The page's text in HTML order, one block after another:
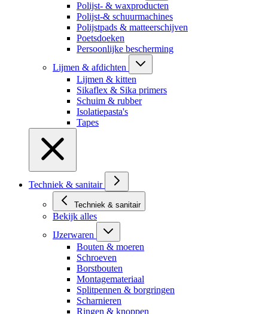
Polijst- & waxproducten
Polijst-& schuurmachines
Polijstpads & matteerschijven
Poetsdoeken
Persoonlijke bescherming
Lijmen & afdichten
Lijmen & kitten
Sikaflex & Sika primers
Schuim & rubber
Isolatiepasta's
Tapes
Techniek & sanitair
Techniek & sanitair
Bekijk alles
IJzerwaren
Bouten & moeren
Schroeven
Borstbouten
Montagemateriaal
Splitpennen & borgringen
Scharnieren
Ringen & knoppen